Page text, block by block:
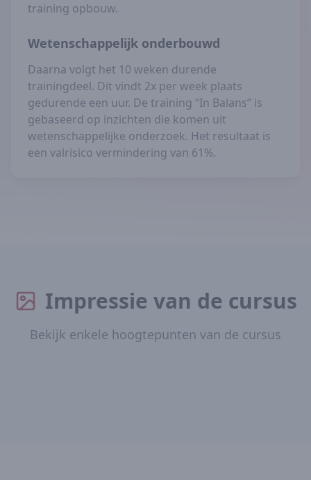
training opbouw.
Wetenschappelijk onderbouwd
Daarna volgt het 10 weken durende
trainingdeel. Dit vindt 2x per week plaats
gedurende een uur. De training “In Balans” is
gebaseerd op inzichten die komen uit
wetenschappelijke onderzoek. Het resultaat is
een valrisico vermindering van 61%.
Impressie van de cursus
Bekijk enkele hoogtepunten van de cursus